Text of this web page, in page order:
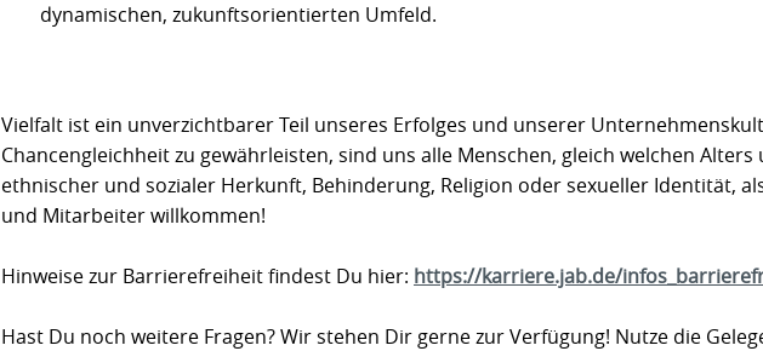
dynamischen, zukunftsorientierten Umfeld.
Vielfalt ist ein unverzichtbarer Teil unseres Erfolges und unserer
Chancengleichheit zu gewährleisten, sind uns alle Menschen, gleich welchen Alters
ethnischer und sozialer Herkunft, Behinderung, Religion oder sexueller Identität,
und Mitarbeiter willkommen!
Hinweise zur Barrierefreiheit findest Du hier: https://karriere.jab.de/
Hast Du noch weitere Fragen? Wir stehen Dir gerne zur Verfügung! Nutze die